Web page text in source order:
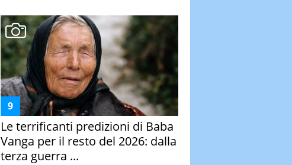
Le terrificanti predizioni di Baba
Vanga per il resto del 2026: dalla
terza guerra ...